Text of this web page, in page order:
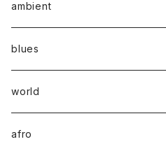
ambient
blues
world
afro